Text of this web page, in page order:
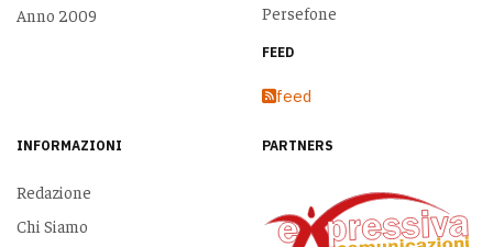
Anno 2009
Persefone
FEED
feed
INFORMAZIONI
Redazione
Chi Siamo
PARTNERS